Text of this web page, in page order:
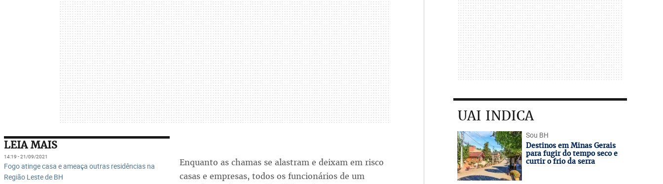
LEIA MAIS
14:19 - 21/09/2021
Fogo atinge casa e ameaça outras residências na
Região Leste de BH
Enquanto as chamas se alastram e deixam em risco
casas e empresas, todos os funcionários de um
UAI INDICA
Sou BH
Destinos em Minas Gerais
para fugir do tempo seco e
curtir o frio da serra